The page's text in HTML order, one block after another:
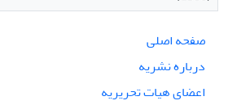
صفحه اصلی
درباره نشریه
اعضای هیات تحریریه